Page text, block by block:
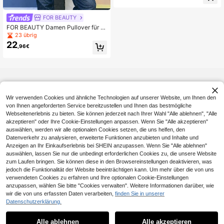
FOR BEAUTY
FOR BEAUTY Damen Pullover für H
erbst und Winter in Minzgrün, Y2K
Oversized, Langarm, Off-Shoulder,
V-Ausschnitt, Strick, geeignet für A
23 übrig
22 ,96€
Wir verwenden Cookies und ähnliche Technologien auf unserer Website, um Ihnen den
von Ihnen angeforderten Service bereitzustellen und Ihnen das bestmögliche
Webseitenerlebnis zu bieten. Sie können jederzeit nach Ihrer Wahl "Alle ablehnen", "Alle
akzeptieren" oder Ihre Cookie-Einstellungen anpassen. Wenn Sie "Alle akzeptieren"
auswählen, werden wir alle optionalen Cookies setzen, die uns helfen, den
Datenverkehr zu analysieren, erweiterte Funktionen anzubieten und Inhalte und
Anzeigen an Ihr Einkaufserlebnis bei SHEIN anzupassen. Wenn Sie "Alle ablehnen"
auswählen, lassen Sie nur die unbedingt erforderlichen Cookies zu, die unsere Website
zum Laufen bringen. Sie können diese in den Browsereinstellungen deaktivieren, was
jedoch die Funktionalität der Website beeinträchtigen kann. Um mehr über die von uns
verwendeten Cookies zu erfahren und Ihre optionalen Cookie-Einstellungen
anzupassen, wählen Sie bitte "Cookies verwalten". Weitere Informationen darüber, wie
wir die von uns erfassten Daten verarbeiten, finden Sie in unserer
Datenschutzerklärung.
Alle ablehnen Alle akzeptieren